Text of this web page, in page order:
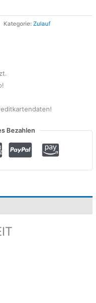
Kategorie: Zulauf
Bezahlen